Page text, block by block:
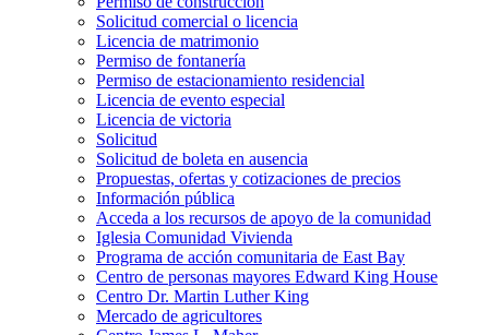
Solicitud comercial o licencia
Licencia de matrimonio
Permiso de fontanería
Permiso de estacionamiento residencial
Licencia de evento especial
Licencia de victoria
Solicitud
Solicitud de boleta en ausencia
Propuestas, ofertas y cotizaciones de precios
Información pública
Acceda a los recursos de apoyo de la comunidad
Iglesia Comunidad Vivienda
Programa de acción comunitaria de East Bay
Centro de personas mayores Edward King House
Centro Dr. Martin Luther King
Mercado de agricultores